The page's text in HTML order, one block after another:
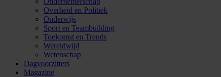
Overheid en Politiek
Onderwijs
Sport en Teambuilding
Toekomst en Trends
Wereldwijd
Wetenschap
Dagvoorzitters
Magazine